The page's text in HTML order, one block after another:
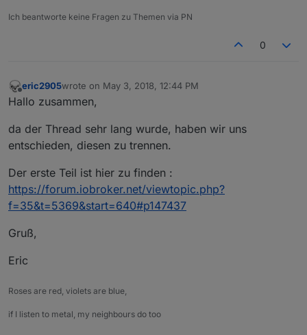
Ich beantworte keine Fragen zu Themen via PN
0
Offline
eric2905wrote on May 3, 2018, 12:44 PM
last edited by
Hallo zusammen,
da der Thread sehr lang wurde, haben wir uns
entschieden, diesen zu trennen.
Der erste Teil ist hier zu finden :
https://forum.iobroker.net/viewtopic.php?
f=35&t=5369&start=640#p147437
Gruß,
Eric
Roses are red, violets are blue,
if I listen to metal, my neighbours do too